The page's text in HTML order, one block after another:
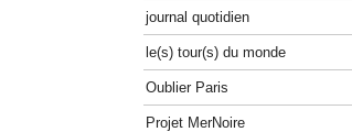
journal quotidien
le(s) tour(s) du monde
Oublier Paris
Projet MerNoire